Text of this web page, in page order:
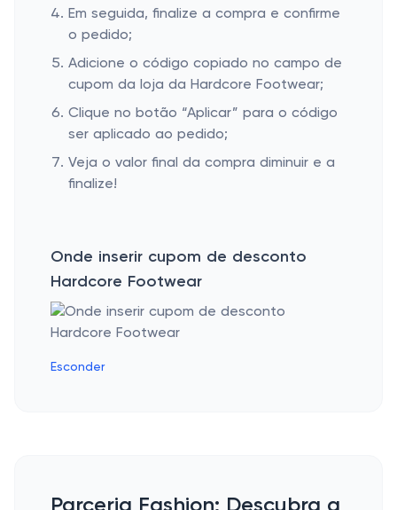
Em seguida, finalize a compra e confirme
o pedido;
Adicione o código copiado no campo de
cupom da loja da Hardcore Footwear;
Clique no botão “Aplicar” para o código
ser aplicado ao pedido;
Veja o valor final da compra diminuir e a
finalize!
Onde inserir cupom de desconto
Hardcore Footwear
Esconder
Parceria Fashion: Descubra a